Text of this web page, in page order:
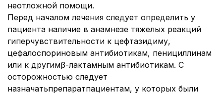
неотложной помощи.
Перед началом лечения следует определить у
пациента наличие в анамнезе тяжелых реакций
гиперчувствительности к цефтазидиму,
цефалоспориновым антибиотикам, пенициллинам
или к другимβ-лактамным антибиотикам. С
осторожностью следует
назначатьпрепаратпациентам, у которых были